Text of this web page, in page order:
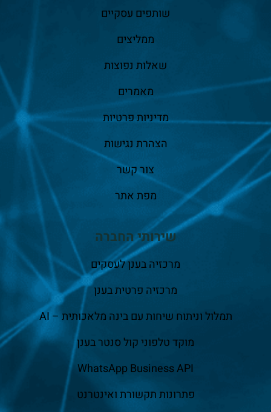
שותפים עסקיים
ממליצים
שאלות נפוצות
מאמרים
מדיניות פרטיות
הצהרת נגישות
צור קשר
מפת אתר
שירותי החברה
מרכזיה בענן לעסקים
מרכזיה פרטית בענן
תמלול וניתוח שיחות עם בינה מלאכותית – AI
מוקד טלפוני קול סנטר בענן
WhatsApp Business API
פתרונות תקשורת ואינטרנט